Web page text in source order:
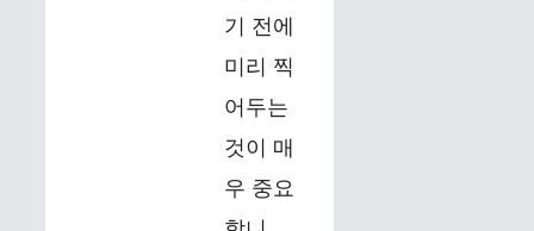
기 전에
미리 찍
어두는
것이 매
우 중요